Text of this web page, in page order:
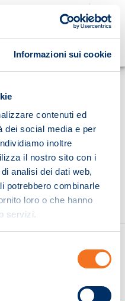
Informazioni sui cookie
contenuti ed
dei social media e per
inoltre
il nostro sito con i
analisi dei dati web,
potrebbero combinarle
loro o che hanno
servizi.